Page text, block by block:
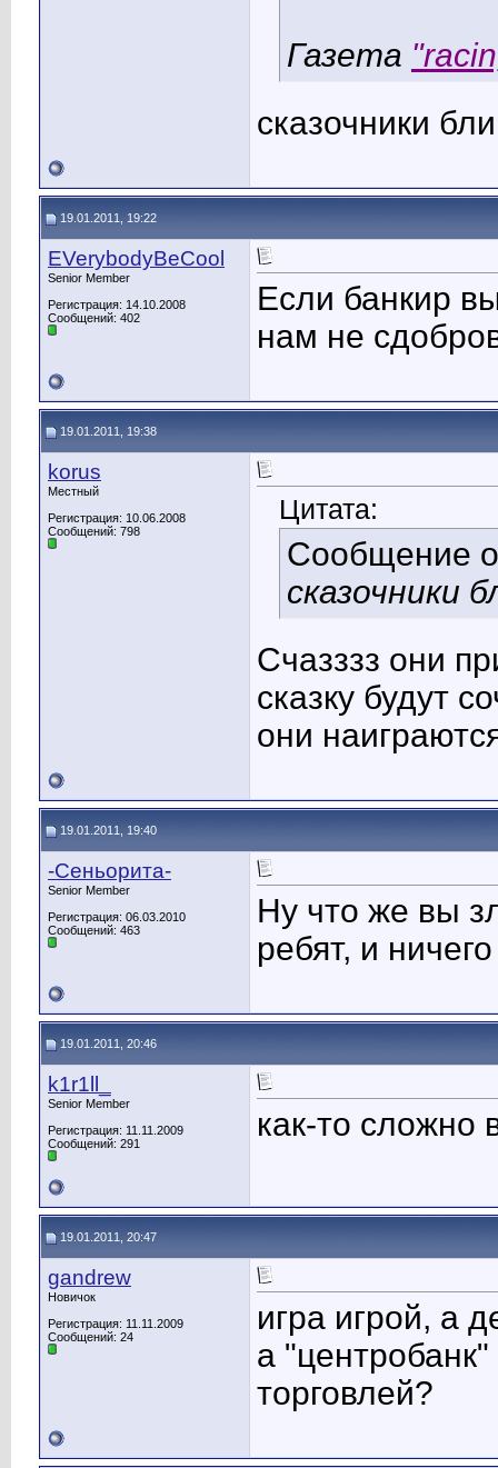
Газета
сказочники
19.01.2011, 19:22
EVerybodyBeCool
Senior Member
Регистрация: 14.10.2008
Сообщений: 402
Если банкир
нам не
19.01.2011, 19:38
korus
Местный
Регистрация: 10.06.2008
Сообщений: 798
Цитата:
Сообщение
сказочники
Счазззз они
сказку будут
они
19.01.2011, 19:40
-Сеньорита-
Senior Member
Регистрация: 06.03.2010
Сообщений: 463
Ну что же вы
ребят, и
19.01.2011, 20:46
k1r1ll_
Senior Member
Регистрация: 11.11.2009
Сообщений: 291
как-то сложно
19.01.2011, 20:47
gandrew
Новичок
Регистрация: 11.11.2009
Сообщений: 24
игра игрой, а
а
торговлей?